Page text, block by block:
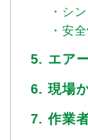
・シ
・安
5. エア
6. 現場
7. 作業